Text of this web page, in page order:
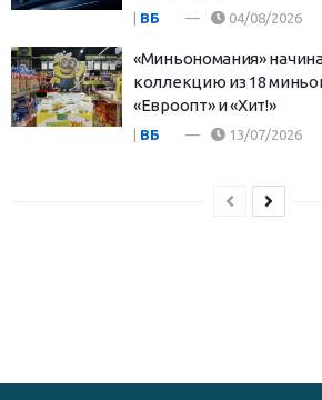
ВБ 04/08/2026
«Миньономания»
коллекцию из 18
«Евроопт» и «Хит!»
ВБ 13/07/2026